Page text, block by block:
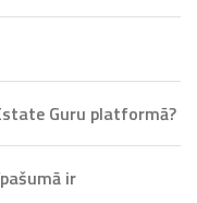
Guru platformā?
ir